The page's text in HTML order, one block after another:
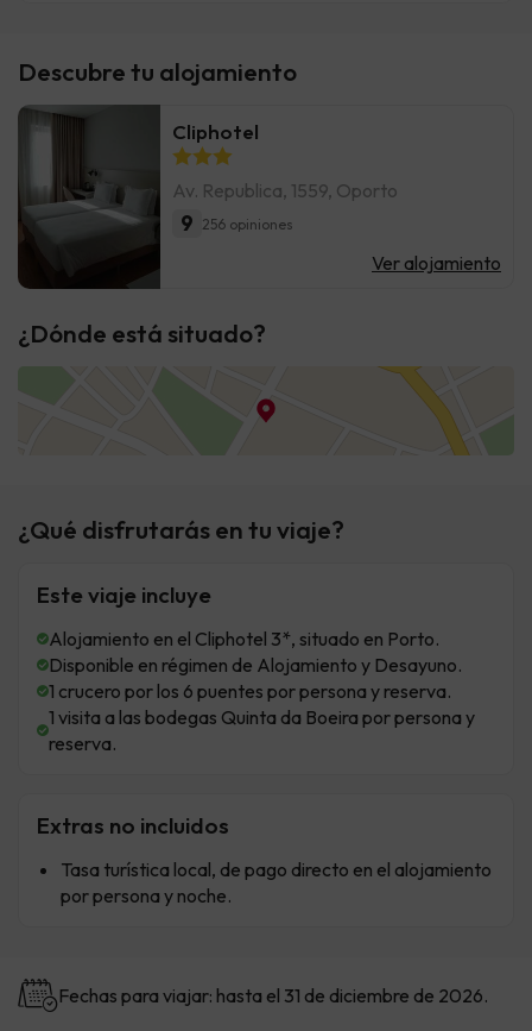
Descubre tu alojamiento
Cliphotel
Av. Republica, 1559, Oporto
9 256 opiniones
Ver alojamiento
¿Dónde está situado?
¿Qué disfrutarás en tu viaje?
Este viaje incluye
Alojamiento en el Cliphotel 3*, situado en Porto.
Disponible en régimen de Alojamiento y Desayuno.
1 crucero por los 6 puentes por persona y reserva.
1 visita a las bodegas Quinta da Boeira por persona y
reserva.
Extras no incluidos
Tasa turística local, de pago directo en el alojamiento
por persona y noche.
Fechas para viajar: hasta el 31 de diciembre de 2026.